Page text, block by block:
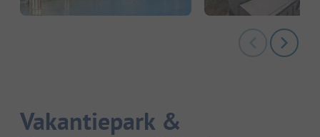
Vakantiepark &